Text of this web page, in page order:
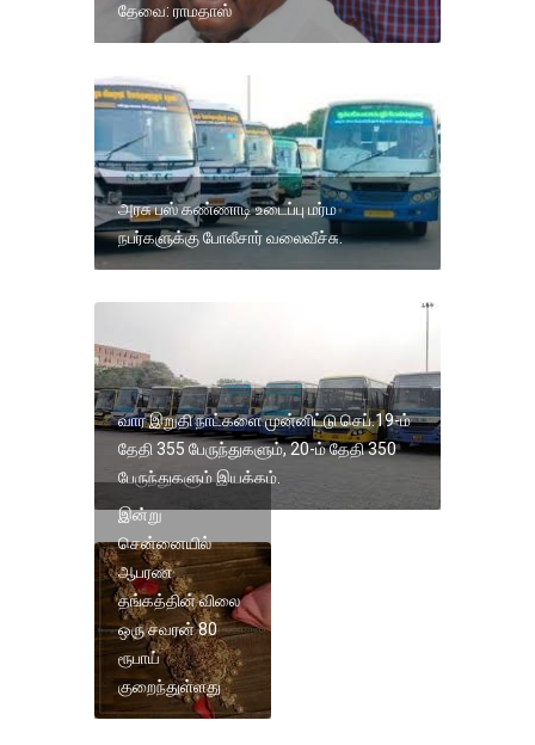
தேவை: ராமதாஸ்
அரசு பஸ் கண்ணாடி உடைப்பு மர்ம
நபர்களுக்கு போலீசார் வலைவீச்சு.
வார இறுதி நாட்களை முன்னிட்டு செப்.19-ம்
தேதி 355 பேருந்துகளும், 20-ம் தேதி 350
பேருந்துகளும் இயக்கம்.
இன்று
சென்னையில்
ஆபரண
தங்கத்தின் விலை
ஒரு சவரன் 80
ரூபாய்
குறைந்துள்ளது